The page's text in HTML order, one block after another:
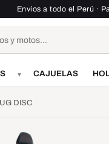
Envíos a todo el Perú ·
▾ CAJUELAS
DISC